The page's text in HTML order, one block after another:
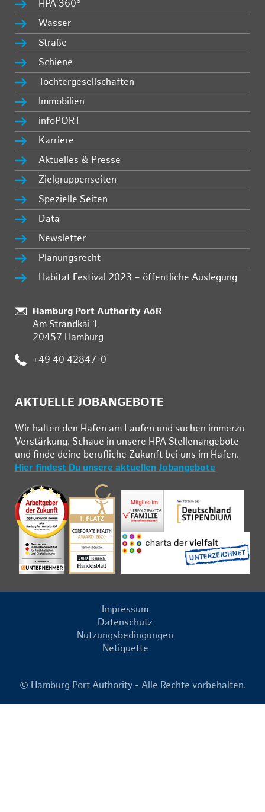
HPA 360°
Wasser
Straße
Schiene
Tochtergesellschaften
Immobilien
infoPORT
Karriere
Aktuelles & Presse
Zielgruppenseiten
Spezielle Seiten
Data
Newsletter
Planungsrecht
Habitat Festival 2023 – öffentliche Auslegung
Standort:
Hamburg Port Authority AöR
Am Strandkai 1
20457 Hamburg
Telefon:
+49 40 42847-0
AKTUELLE JOBANGEBOTE
Wir hal­ten den Ha­fen am Lau­fen und su­chen im­mer­zu
Ver­stär­kung. Schau­e in un­se­re HPA Stel­len­an­ge­bo­te
und fin­de deine be­ruf­li­che Zu­kunft bei uns im Ha­fen.
Hier findest Du unsere aktuellen Jobangebote
Impressum
Datenschutz
Nutzungsbedingungen
Netiquette
© Hamburg Port Authority - Alle Rechte vorbehalten.